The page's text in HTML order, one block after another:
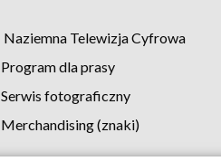
Naziemna Telewizja Cyfrowa
Program dla prasy
Serwis fotograficzny
Merchandising (znaki)